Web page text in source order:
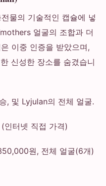
물의 기술적인 캡슐에 넣
얼굴의 조합과 더
이중 인증을 받았으며,
신성한 장소를 숨겼습니
, 및 Lyjulan의 전체 얼굴.
넷 직접 가격)
원, 전체 얼굴(6개)